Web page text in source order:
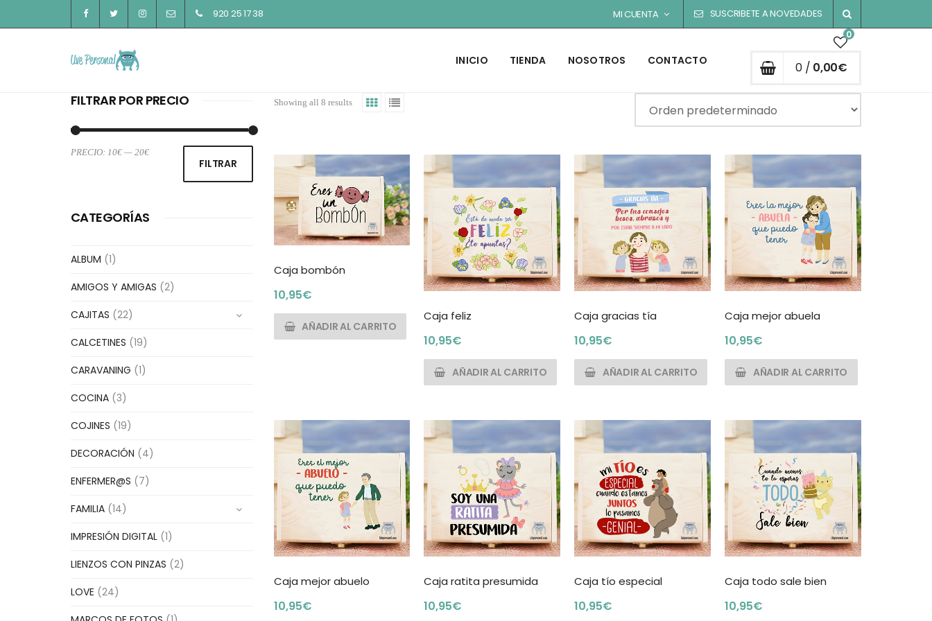
920 25 17 38 MI CUENTA SUSCRIBETE A NOVEDADES
INICIO TIENDA NOSOTROS CONTACTO
0
0 / 0,00€
Showing all 8 results
Caja bombón
10,95€
AÑADIR AL CARRITO
Caja feliz
10,95€
AÑADIR AL CARRITO
Caja gracias tía
10,95€
AÑADIR AL CARRITO
Caja mejor abuela
10,95€
AÑADIR AL CARRITO
Caja mejor abuelo
10,95€
Caja ratita presumida
10,95€
Caja tío especial
10,95€
Caja todo sale bien
10,95€
FILTRAR POR PRECIO
Precio
mínimo
Precio
máximo
FILTRAR
PRECIO: 10€ — 20€
CATEGORÍAS
ALBUM (1)
AMIGOS Y AMIGAS (2)
CAJITAS (22)
CALCETINES (19)
CARAVANING (1)
COCINA (3)
COJINES (19)
DECORACIÓN (4)
ENFERMER@S (7)
FAMILIA (14)
IMPRESIÓN DIGITAL (1)
LIENZOS CON PINZAS (2)
LOVE (24)